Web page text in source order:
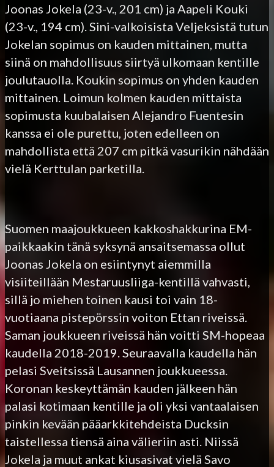
Joonas Jokela (23-v., 201 cm) ja Aapeli Kouki
(23-v., 194 cm). Sini-valkoisista Veljeksistä tutun
Jokelan sopimus on kauden mittainen, mutta
siinä on mahdollisuus siirtyä ulkomaan kentille
joulutauolla. Koukin sopimus on yhden kauden
mittainen. Loimun kolmen kauden mittaista
sopimusta kuubalaisen Alejandro Fuentesin
kanssa ei ole purettu, joten edelleen on
mahdollista että 207 cm pitkä vasurikin nähdään
vielä Kerttulan parketilla.
Suomen maajoukkueen kakkoshakkurina EM-
paikkaakin tänä syksynä ansaitsemassa ollut
Joonas Jokela on esiintynyt aiemmilla
visiiteillään Mestaruusliiga-kentillä vahvasti,
sillä jo miehen toinen kausi toi vain 18-
vuotiaana pistepörssin voiton Ettan riveissä.
Saman joukkueen riveissä hän voitti SM-hopeaa
kaudella 2018-2019. Seuraavalla kaudella hän
pelasi Sveitsissä Lausannen joukkueessa.
Koronan keskeyttämän kauden jälkeen hän
palasi kotimaan kentille ja oli yksi vantaalaisen
pinkin kevään pääarkkitehdeista Ducksin
taistellessa tiensä aina välieriin asti. Niissä
Jokela ja muut ankat kiusasivat vielä Savo